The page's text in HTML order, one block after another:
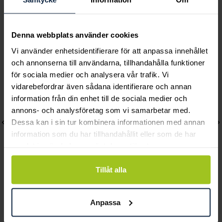
Denna webbplats använder cookies
Vi använder enhetsidentifierare för att anpassa innehållet
och annonserna till användarna, tillhandahålla funktioner
för sociala medier och analysera vår trafik. Vi
vidarebefordrar även sådana identifierare och annan
information från din enhet till de sociala medier och
annons- och analysföretag som vi samarbetar med.
Dessa kan i sin tur kombinera informationen med annan
information som du har tillhandahållit eller som de har
Tillåt alla
Anpassa
Andra köpte också
Blomdahl
Pendant Heart Örhängen
Crystal
Blomdahl
Pendant Tiffany
Örhängen